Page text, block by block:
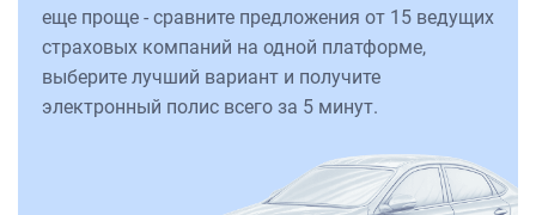
еще проще - сравните предложения от 15 ведущих
страховых компаний на одной платформе,
выберите лучший вариант и получите
электронный полис всего за 5 минут.